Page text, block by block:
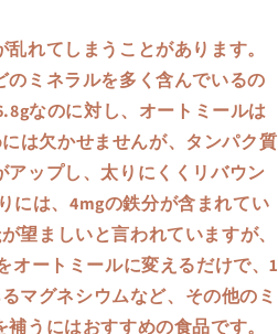
れてしまうことがあります。
ミネラルを多く含んでいるの
なのに対し、オートミールは
は欠かせませんが、タンパク質
ップし、太りにくくリバウン
には、4mgの鉄分が含まれてい
望ましいと言われていますが、
オートミールに変えるだけで、1
マグネシウムなど、その他のミ
うにはおすすめの食品です。